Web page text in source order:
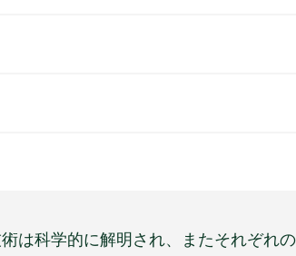
は科学的に解明され、またそれぞれ